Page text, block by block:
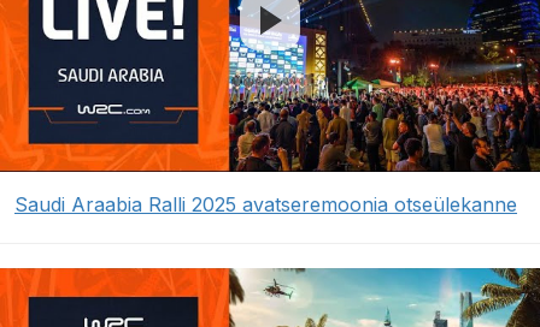
Saudi Araabia Ralli 2025 avatseremoonia otseülekanne